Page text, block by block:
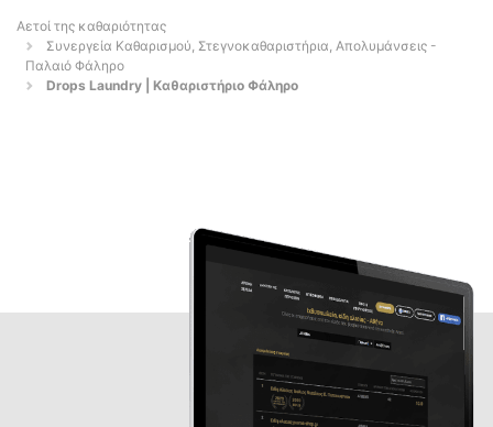
Αετοί της καθαριότητας
Συνεργεία Καθαρισμού, Στεγνοκαθαριστήρια, Απολυμάνσεις -
Παλαιό Φάληρο
Drops Laundry | Καθαριστήριο Φάληρο